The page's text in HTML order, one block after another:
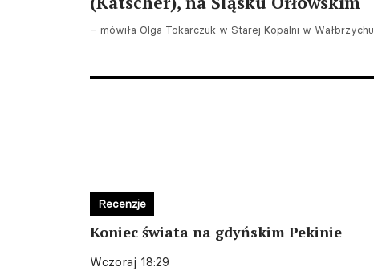
– mówiła Olga Tokarczuk w Starej Kopalni w Wałbrzychu.
Koniec świata na gdyńskim Pekinie
Wczoraj 18:29
Recenzje